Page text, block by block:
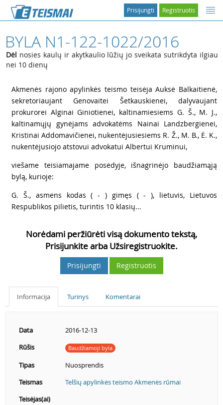
Registruotis
Prisijungti
BYLA N1-122-1022/2016
Dėl nosies kaulų ir akytkaulio lūžių jo sveikata sutrikdyta ilgiau
nei 10 dienų
Akmenės rajono apylinkės teismo teisėja Auksė Balkaitienė,
sekretoriaujant Genovaitei Šetkauskienei, dalyvaujant
prokurorei Alginai Giniotienei, kaltinamiesiems G. Š., M. J.,
kaltinamųjų gynėjams advokatėms Nainai Landzbergienei,
Kristinai Addomavičienei, nukentėjusiesiems R. Ž., M. B., Ė. K.,
nukentėjusiojo atstovui advokatui Albertui Kruminui,
viešame teisiamajame posėdyje, išnagrinėjo baudžiamąją
bylą, kurioje:
G. Š., asmens kodas ( - ) gimęs ( - ), lietuvis, Lietuvos
Respublikos pilietis, turintis 10 klasių...
Norėdami peržiūrėti visą dokumento tekstą,
Prisijunkite arba Užsiregistruokite.
Prisijungti Registruotis
Informacija Turinys Komentarai
Data
2016-12-13
Rūšis
Baudžiamoji byla
Tipas
Nuosprendis
Teismas
Telšių apylinkės teismo Akmenės rūmai
Teisėjas(ai)